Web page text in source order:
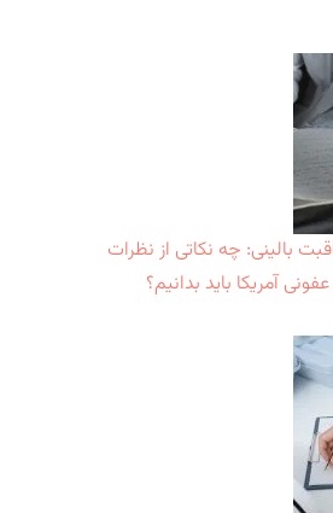
بالینی: چه نکاتی از نظرات
آمریکا باید بدانیم؟